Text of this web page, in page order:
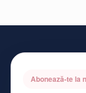
Abonează-te la